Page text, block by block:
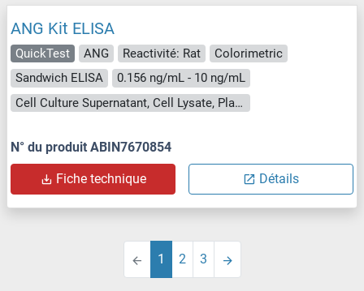
ANG Kit ELISA
QuickTest ANG Reactivité: Rat
Colorimetric
Sandwich ELISA
0.156 ng/mL - 10 ng/mL
Cell Culture Supernatant, Cell Lysate, Plasma, Serum, Tissue Lysate
N° du produit ABIN7670854
Fiche technique Détails
1 2 3